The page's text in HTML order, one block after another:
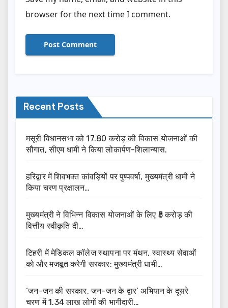
browser for the next time I comment.
Recent Posts
मसूरी विधानसभा को 17.80 करोड़ की विकास योजनाओं की
सौगात, सीएम धामी ने किया लोकार्पण-शिलान्यास.
हरिद्वार में शिवभक्त कांवड़ियों पर पुष्पवर्षा, मुख्यमंत्री धामी ने
किया चरण प्रक्षालन…
मुख्यमंत्री ने विभिन्न विकास योजनाओं के लिए ₹5 करोड़ की
वित्तीय स्वीकृति दी…
टिहरी में मेडिकल कॉलेज स्थापना पर मंथन, स्वास्थ्य सेवाओं
को और मजबूत करेगी सरकार: मुख्यमंत्री धामी…
‘जन-जन की सरकार, जन-जन के द्वार’ अभियान के दूसरे
चरण में 1.34 लाख लोगों की भागीदारी…